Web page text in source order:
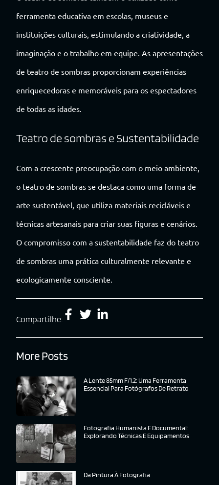
ferramenta educativa em escolas, museus e
instituições culturais, estimulando a criatividade, a
imaginação e o trabalho em equipe. As apresentações
de teatro de sombras proporcionam experiências
enriquecedoras e memoráveis para os espectadores
de todas as idades.
Teatro de sombras e Sustentabilidade
Com a crescente preocupação com o meio ambiente,
o teatro de sombras se destaca como uma forma de
arte sustentável, que utiliza materiais recicláveis e
técnicas artesanais para criar suas figuras e cenários.
O compromisso com a sustentabilidade faz do teatro
de sombras uma prática culturalmente relevante e
ecologicamente consciente.
Compartilhe:
More Posts
A Lente 85mm F/1.2: Uma Ferramenta
Essencial Para Fotógrafos De Retrato
Fotografia Humanista E Documental:
Explorando Técnicas E Equipamentos
Da Pintura À Fotografia